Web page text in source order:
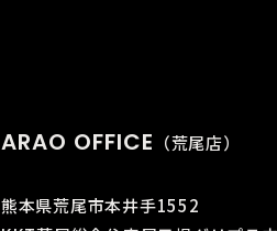
ARAO OFFICE （荒尾店）
熊本県荒尾市本井手1552